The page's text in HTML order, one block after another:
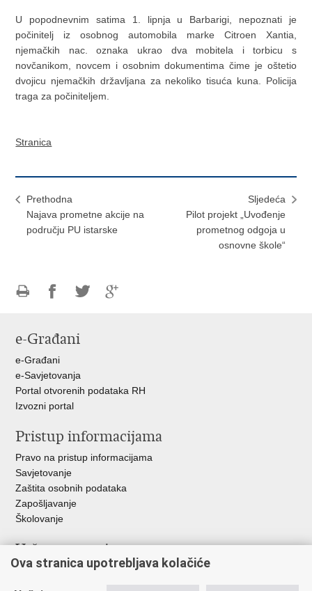
U popodnevnim satima 1. lipnja u Barbarigi, nepoznati je
počinitelj iz osobnog automobila marke Citroen Xantia,
njemačkih nac. oznaka ukrao dva mobitela i torbicu s
novčanikom, novcem i osobnim dokumentima čime je oštetio
dvojicu njemačkih državljana za nekoliko tisuća kuna. Policija
traga za počiniteljem.
Stranica
Prethodna
Najava prometne akcije na
području PU istarske
Sljedeća
Pilot projekt „Uvođenje
prometnog odgoja u
osnovne škole“
FacebookuTwitteru
e-Građani
e-Građani
e-Savjetovanja
Portal otvorenih podataka RH
Izvozni portal
Pristup informacijama
Pravo na pristup informacijama
Savjetovanje
Zaštita osobnih podataka
Zapošljavanje
Školovanje
Važne poveznice
Ministarstvo unutarnjih poslova
Ova stranica upotrebljava kolačiće